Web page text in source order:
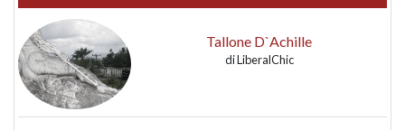
Tallone D`Achille
diLiberalChic